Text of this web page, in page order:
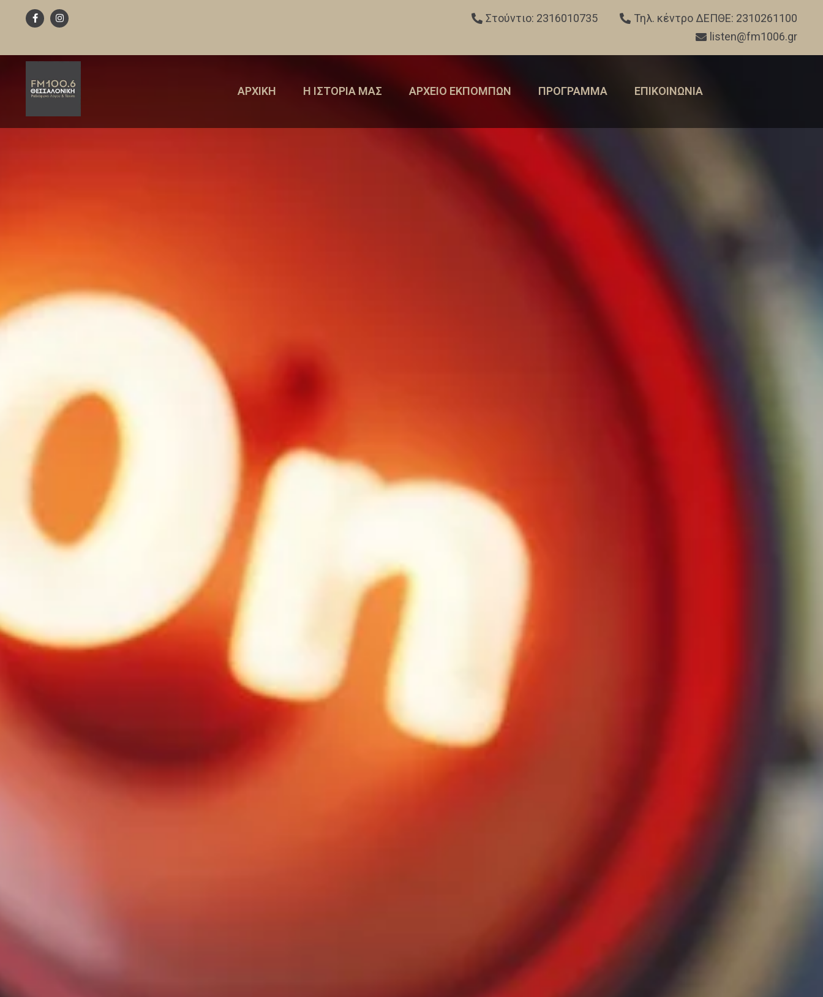
Στούντιο: 2316010735
Τηλ. κέντρο ΔΕΠΘΕ: 2310261100
listen@fm1006.gr
ΑΡΧΙΚΗ Η ΙΣΤΟΡΙΑ ΜΑΣ ΑΡΧΕΙΟ ΕΚΠΟΜΠΩΝ ΠΡΟΓΡΑΜΜΑ ΕΠΙΚΟΙΝΩΝΙΑ